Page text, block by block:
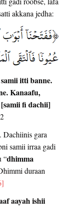
akkana jedha:
itti banne.
Kanaafu,
fi dachii]
Dachiinis gara
samii irraa gadi
“dhimma
duraan
aayah ishii